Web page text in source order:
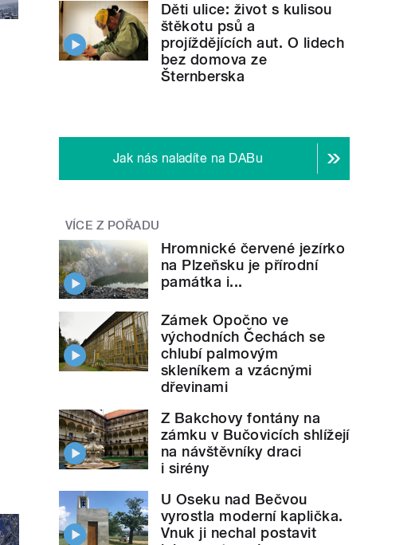
Děti ulice: život s kulisou
štěkotu psů a
projíždějících aut. O lidech
bez domova ze
Šternberska
Jak nás naladíte na DABu
VÍCE Z POŘADU
Hromnické červené jezírko
na Plzeňsku je přírodní
památka i...
Zámek Opočno ve
východních Čechách se
chlubí palmovým
skleníkem a vzácnými
dřevinami
Z Bakchovy fontány na
zámku v Bučovicích shlížejí
na návštěvníky draci
i sirény
U Oseku nad Bečvou
vyrostla moderní kaplička.
Vnuk ji nechal postavit